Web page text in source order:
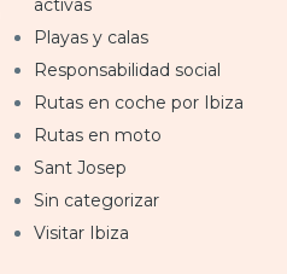
activas
Playas y calas
Responsabilidad social
Rutas en coche por Ibiza
Rutas en moto
Sant Josep
Sin categorizar
Visitar Ibiza